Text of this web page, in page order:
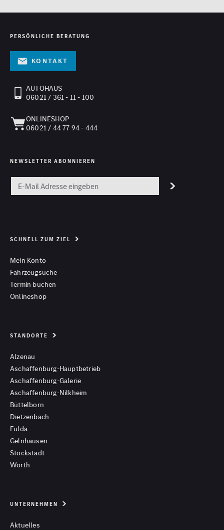
PERSÖNLICHE BERATUNG
Kontakt
AUTOHAUS
06021 / 361 - 11 - 100
ONLINESHOP
06021 / 44 77 94 - 444
NEWSLETTER ABONNIEREN
SCHNELL ZUM ZIEL
Mein Konto
Fahrzeugsuche
Termin buchen
Onlineshop
STANDORTE
Alzenau
Aschaffenburg-Hauptbetrieb
Aschaffenburg-Galerie
Aschaffenburg-Nilkheim
Büttelborn
Dietzenbach
Fulda
Gelnhausen
Stockstadt
Wörth
UNTERNEHMEN
Aktuelles